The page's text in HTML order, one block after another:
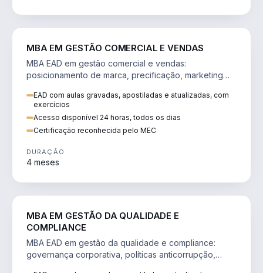
MBA EM GESTÃO COMERCIAL E VENDAS
MBA EAD em gestão comercial e vendas:
posicionamento de marca, precificação, marketing
EAD com aulas gravadas, apostiladas e atualizadas, com
exercícios
Acesso disponível 24 horas, todos os dias
Certificação reconhecida pelo MEC
DURAÇÃO
4 meses
MBA EM GESTÃO DA QUALIDADE E
COMPLIANCE
MBA EAD em gestão da qualidade e compliance:
governança corporativa, políticas anticorrupção,